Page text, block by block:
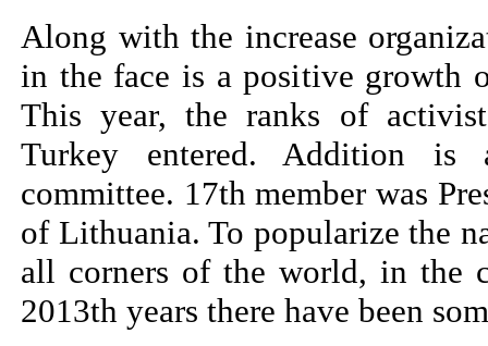
Along with the increase
in the face is a positive growth
This year, the ranks of
Turkey entered. Addition is
committee. 17th member was
of Lithuania. To popularize the
all corners of the world, in the
2013th years there have been